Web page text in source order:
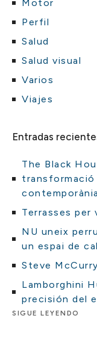
Motor
Perfil
Salud
Salud visual
Varios
Viajes
Entradas
The Black
transformació
Terrasses per
NU uneix
un espai de
Steve
Lamborghini
precisión del
SIGUE LEYENDO